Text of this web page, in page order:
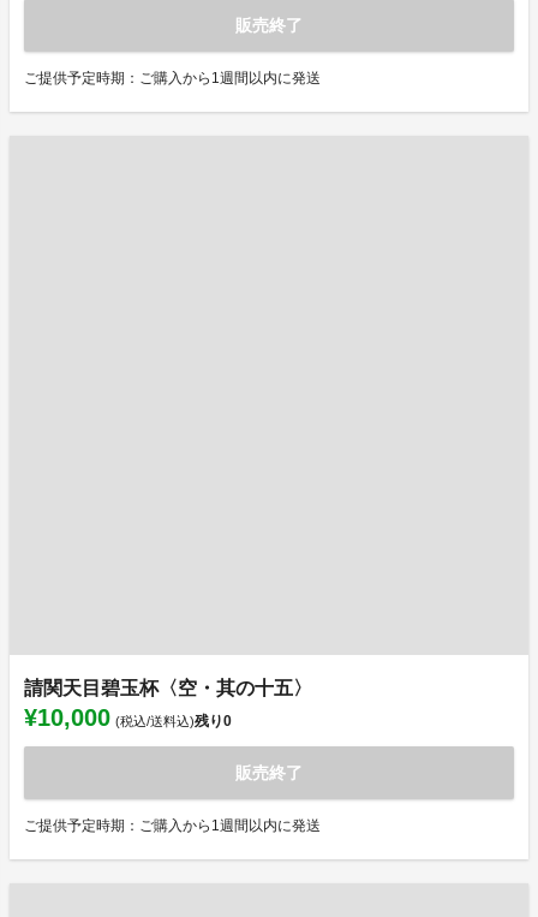
販売終了
ご提供予定時期：ご購入から1週間以内に発送
請関天目碧玉杯〈空・其の十五〉
¥10,000 (税込/送料込)残り0
販売終了
ご提供予定時期：ご購入から1週間以内に発送